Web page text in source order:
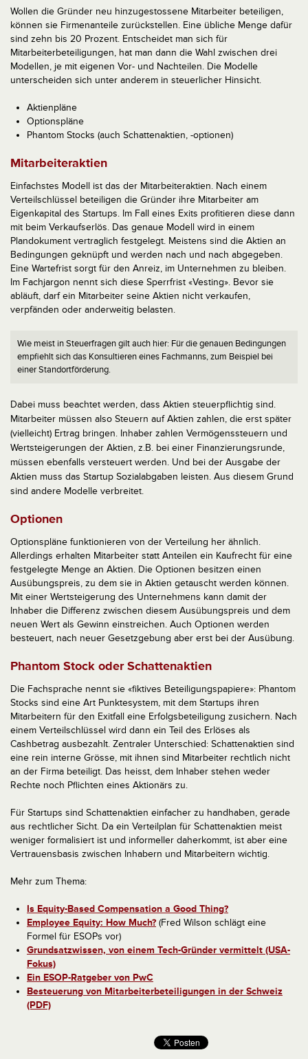
Wollen die Gründer neu hinzugestossene Mitarbeiter beteiligen,
können sie Firmenanteile zurückstellen. Eine übliche Menge dafür
sind zehn bis 20 Prozent. Entscheidet man sich für
Mitarbeiterbeteiligungen, hat man dann die Wahl zwischen drei
Modellen, je mit eigenen Vor- und Nachteilen. Die Modelle
unterscheiden sich unter anderem in steuerlicher Hinsicht.
Aktienpläne
Optionspläne
Phantom Stocks (auch Schattenaktien, -optionen)
Mitarbeiteraktien
Einfachstes Modell ist das der Mitarbeiteraktien. Nach einem
Verteilschlüssel beteiligen die Gründer ihre Mitarbeiter am
Eigenkapital des Startups. Im Fall eines Exits profitieren diese dann
mit beim Verkaufserlös. Das genaue Modell wird in einem
Plandokument vertraglich festgelegt. Meistens sind die Aktien an
Bedingungen geknüpft und werden nach und nach abgegeben.
Eine Wartefrist sorgt für den Anreiz, im Unternehmen zu bleiben.
Im Fachjargon nennt sich diese Sperrfrist «Vesting». Bevor sie
abläuft, darf ein Mitarbeiter seine Aktien nicht verkaufen,
verpfänden oder anderweitig belasten.
Wie meist in Steuerfragen gilt auch hier: Für die genauen Bedingungen
empfiehlt sich das Konsultieren eines Fachmanns, zum Beispiel bei
einer Standortförderung.
Dabei muss beachtet werden, dass Aktien steuerpflichtig sind.
Mitarbeiter müssen also Steuern auf Aktien zahlen, die erst später
(vielleicht) Ertrag bringen. Inhaber zahlen Vermögenssteuern und
Wertsteigerungen der Aktien, z.B. bei einer Finanzierungsrunde,
müssen ebenfalls versteuert werden. Und bei der Ausgabe der
Aktien muss das Startup Sozialabgaben leisten. Aus diesem Grund
sind andere Modelle verbreitet.
Optionen
Optionspläne funktionieren von der Verteilung her ähnlich.
Allerdings erhalten Mitarbeiter statt Anteilen ein Kaufrecht für eine
festgelegte Menge an Aktien. Die Optionen besitzen einen
Ausübungspreis, zu dem sie in Aktien getauscht werden können.
Mit einer Wertsteigerung des Unternehmens kann damit der
Inhaber die Differenz zwischen diesem Ausübungspreis und dem
neuen Wert als Gewinn einstreichen. Auch Optionen werden
besteuert, nach neuer Gesetzgebung aber erst bei der Ausübung.
Phantom Stock oder Schattenaktien
Die Fachsprache nennt sie «fiktives Beteiligungspapiere»: Phantom
Stocks sind eine Art Punktesystem, mit dem Startups ihren
Mitarbeitern für den Exitfall eine Erfolgsbeteiligung zusichern. Nach
einem Verteilschlüssel wird dann ein Teil des Erlöses als
Cashbetrag ausbezahlt. Zentraler Unterschied: Schattenaktien sind
eine rein interne Grösse, mit ihnen sind Mitarbeiter rechtlich nicht
an der Firma beteiligt. Das heisst, dem Inhaber stehen weder
Rechte noch Pflichten eines Aktionärs zu.
Für Startups sind Schattenaktien einfacher zu handhaben, gerade
aus rechtlicher Sicht. Da ein Verteilplan für Schattenaktien meist
weniger formalisiert ist und informeller daherkommt, ist aber eine
Vertrauensbasis zwischen Inhabern und Mitarbeitern wichtig.
Mehr zum Thema:
Is Equity-Based Compensation a Good Thing?
Employee Equity: How Much? (Fred Wilson schlägt eine
Formel für ESOPs vor)
Grundsatzwissen, von einem Tech-Gründer vermittelt (USA-
Fokus)
Ein ESOP-Ratgeber von PwC
Besteuerung von Mitarbeiterbeteiligungen in der Schweiz
(PDF)